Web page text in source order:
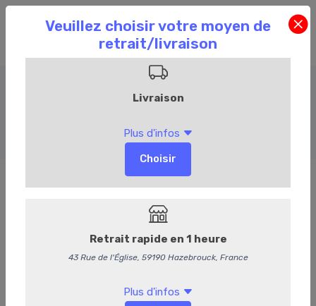
Amuses bouches froids
Amuses bouches froids